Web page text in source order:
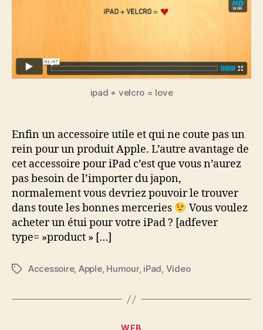
euros
ipad + velcro = love
Enfin un accessoire utile et qui ne coute pas un
rein pour un produit Apple. L’autre avantage de
cet accessoire pour iPad c’est que vous n’aurez
pas besoin de l’importer du japon,
normalement vous devriez pouvoir le trouver
dans toute les bonnes merceries
Vous voulez
acheter un étui pour votre iPad ? [adfever
type= »product » […]
Étiquettes
Accessoire, Apple, Humour, iPad, Video
Catégories